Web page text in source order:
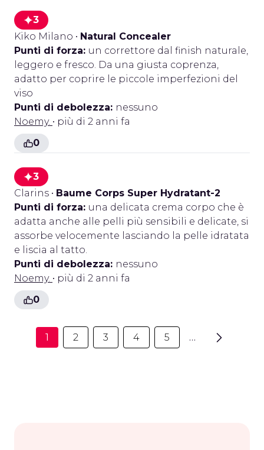
3
Kiko Milano • Natural Concealer
Punti di forza: un correttore dal finish naturale,
leggero e fresco. Da una giusta coprenza,
adatto per coprire le piccole imperfezioni del
viso
Punti di debolezza: nessuno
Noemy. • più di 2 anni fa
0
3
Clarins • Baume Corps Super Hydratant-2
Punti di forza: una delicata crema corpo che è
adatta anche alle pelli più sensibili e delicate, si
assorbe velocemente lasciando la pelle idratata
e liscia al tatto.
Punti di debolezza: nessuno
Noemy. • più di 2 anni fa
0
1 2 3 4 5 …